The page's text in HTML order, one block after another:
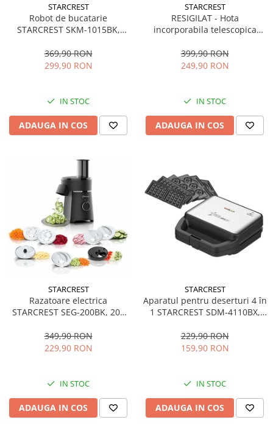
STARCREST
Robot de bucatarie
STARCREST SKM-1015BK,
Accesorii, 10 Viteze + Pulse,
Negru
369,90 RON
299,90 RON
IN STOC
ADAUGA IN COS
STARCREST
RESIGILAT - Hota
incorporabila telescopica
Putere de absorbtie 550 m3/h,
1 Motor, 2 Trepte putere, 60
399,90 RON
249,90 RON
IN STOC
ADAUGA IN COS
STARCREST
Razatoare electrica
STARCREST SEG-200BK, 200
349,90 RON
229,90 RON
IN STOC
ADAUGA IN COS
STARCREST
Aparatul pentru deserturi 4 în
1 STARCREST SDM-4110BX,
invelis ceramic pentru vafe,
nuci, gogosi si smile
229,90 RON
159,90 RON
IN STOC
ADAUGA IN COS